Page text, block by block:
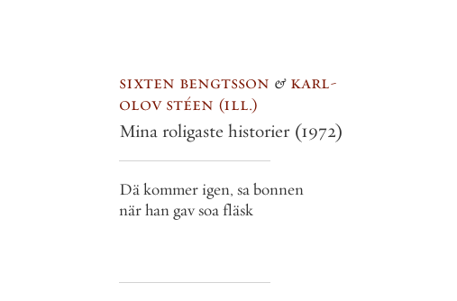
sixten bengtsson & karl-
olov stéen ill.
Mina roligaste historier (1972)
Dä kommer igen, sa bonnen
när han gav soa fläsk